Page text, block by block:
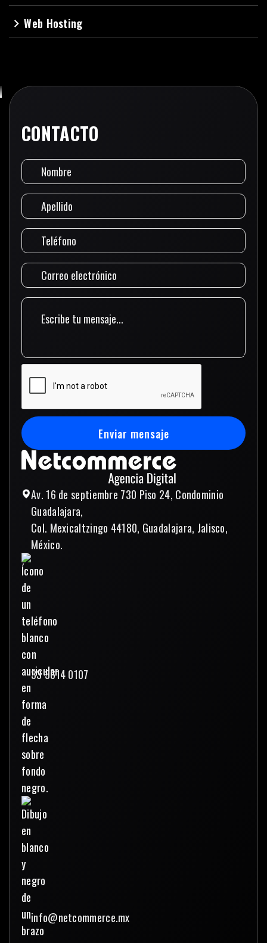
navigate_nextWeb Hosting
Av. 16 de septiembre 730 Piso 24, Condominio
Guadalajara,
Col. Mexicaltzingo 44180, Guadalajara, Jalisco,
México.
33 3614 0107
info@netcommerce.mx
CONTACTO
Enviar mensaje
Enviar mensaje